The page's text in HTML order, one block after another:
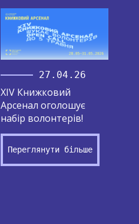
27.04.26
XIV Книжковий
Арсенал оголошує
набір волонтерів!
Переглянути більше